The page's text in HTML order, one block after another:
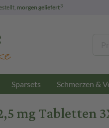
morgen geliefert3
Sparsets Schmerzen &
mg Tabletten